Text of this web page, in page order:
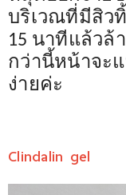
บริเวณที่มีสิว
15 นาทีแล้วล้
กว่านี้หน้าจะ
ง่ายค่ะ
Clindalin gel